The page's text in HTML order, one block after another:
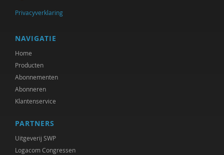
Privacyverklaring
NAVIGATIE
Home
Producten
Abonnementen
Abonneren
Klantenservice
PARTNERS
Uitgeverij SWP
Logacom Congressen